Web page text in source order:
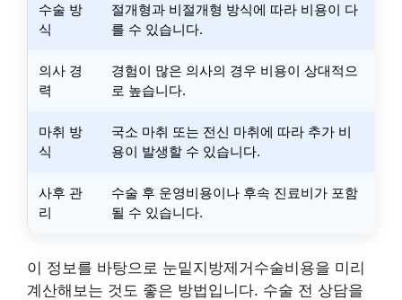
수술 방
식
절개형과 비절개형 방식에 따라 비용이 다
를 수 있습니다.
의사 경
력
경험이 많은 의사의 경우 비용이 상대적으
로 높습니다.
마취 방
식
국소 마취 또는 전신 마취에 따라 추가 비
용이 발생할 수 있습니다.
사후 관
리
수술 후 운영비용이나 후속 진료비가 포함
될 수 있습니다.
이 정보를 바탕으로 눈밑지방제거수술비용을 미리
계산해보는 것도 좋은 방법입니다. 수술 전 상담을